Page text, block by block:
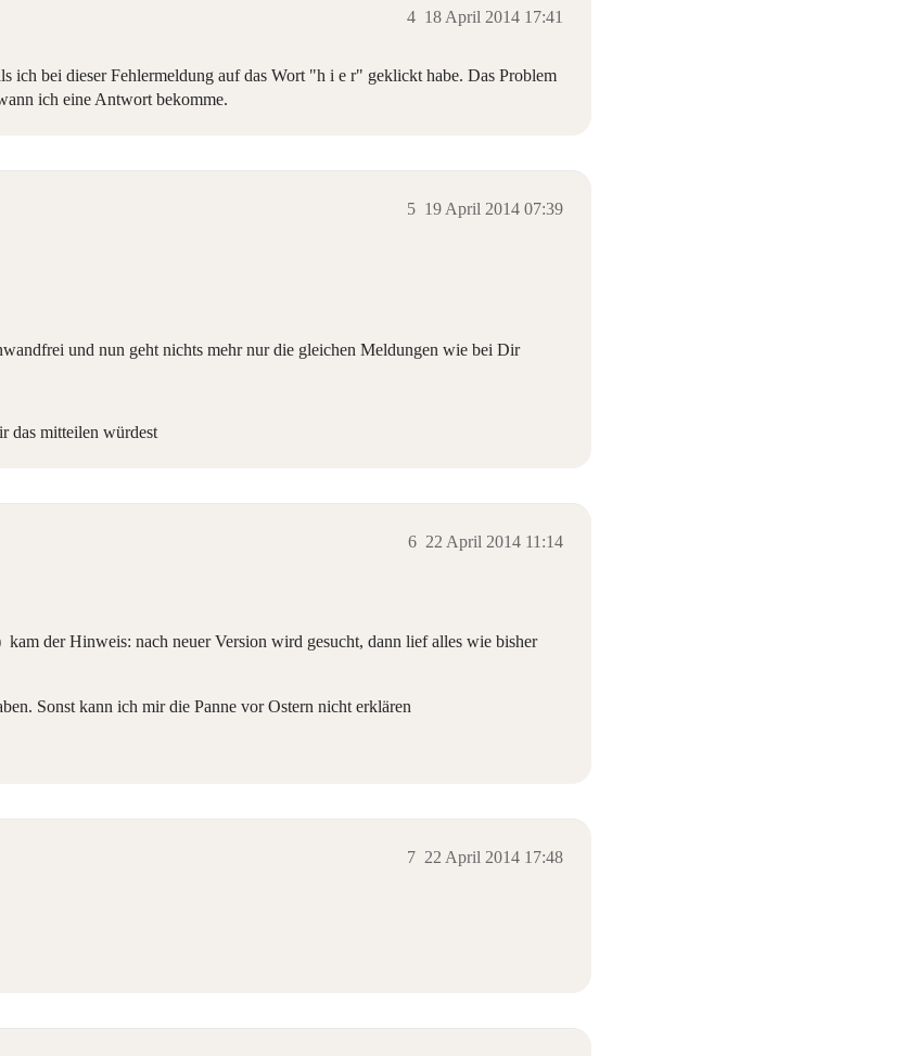
18 April 2014 17:41
4
ich bei dieser Fehlermeldung auf das Wort "h i e r" geklickt habe. Das Problem
ich eine Antwort bekomme.
19 April 2014 07:39
5
und nun geht nichts mehr nur die gleichen Meldungen wie bei Dir
das mitteilen würdest
22 April 2014 11:14
6
der Hinweis: nach neuer Version wird gesucht, dann lief alles wie bisher
Sonst kann ich mir die Panne vor Ostern nicht erklären
22 April 2014 17:48
7